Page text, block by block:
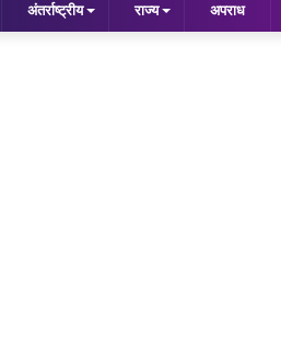
अंतर्राष्ट्रीय राज्य अपराध